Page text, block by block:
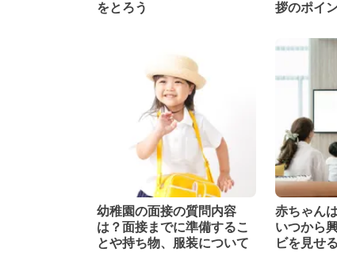
をとろう
拶のポイ
幼稚園の面接の質問内容
は？面接までに準備するこ
とや持ち物、服装について
赤ちゃん
いつから
ビを見せ